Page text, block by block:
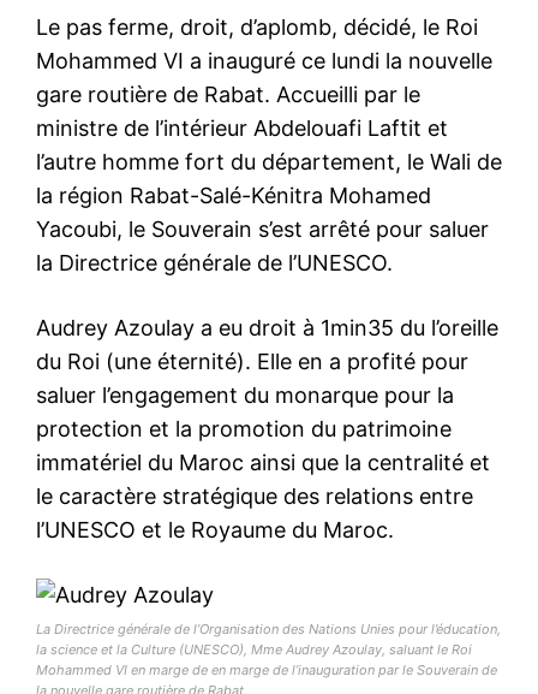
Le pas ferme, droit, d’aplomb, décidé, le Roi
Mohammed VI a inauguré ce lundi la nouvelle
gare routière de Rabat. Accueilli par le
ministre de l’intérieur Abdelouafi Laftit et
l’autre homme fort du département, le Wali de
la région Rabat-Salé-Kénitra Mohamed
Yacoubi, le Souverain s’est arrêté pour saluer
la Directrice générale de l’UNESCO.
Audrey Azoulay a eu droit à 1min35 du l’oreille
du Roi (une éternité). Elle en a profité pour
saluer l’engagement du monarque pour la
protection et la promotion du patrimoine
immatériel du Maroc ainsi que la centralité et
le caractère stratégique des relations entre
l’UNESCO et le Royaume du Maroc.
La Directrice générale de l’Organisation des Nations Unies pour l’éducation,
la science et la Culture (UNESCO), Mme Audrey Azoulay, saluant le Roi
Mohammed VI en marge de en marge de l’inauguration par le Souverain de
la nouvelle gare routière de Rabat.